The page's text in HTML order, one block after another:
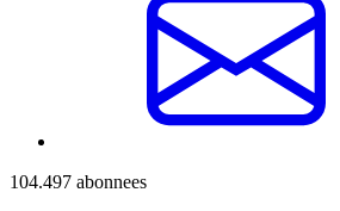
104.497 abonnees